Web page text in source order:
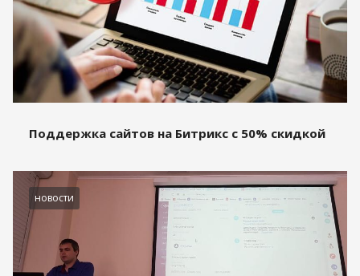
Поддержка сайтов на Битрикс с 50% скидкой
новости